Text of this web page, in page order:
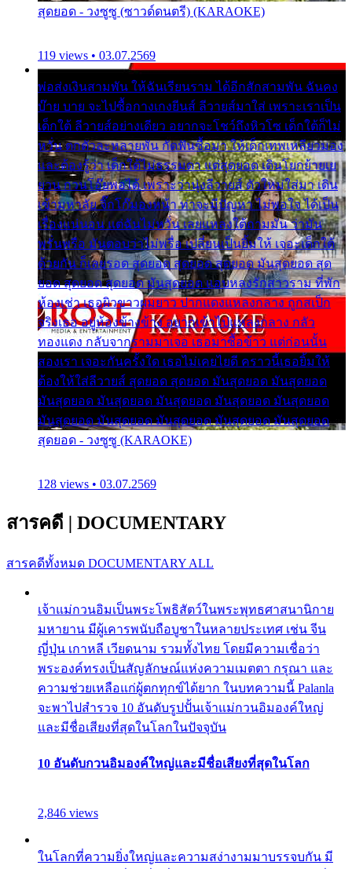
สุดยอด - วงซูซู (ซาวด์ดนตรี) (KARAOKE)
119 views • 03.07.2569
พ่อส่งเงินสามพัน ให้ฉันเรียนราม ได้อีกสักสามพัน ฉันคง
บ๊าย บาย จะไปซื้อกางเกงยีนส์ ลีวายส์มาใส่ เพราะเราเป็น
เด็กใต้ ลีวายส์อย่างเดียว อยากจะโชว์ถึงหิวโซ เด็กใต้ก็ไม่
หวั่น ตกตัวละหลายพัน กัดฟันซื้อมา ให้เด็กเทพเหลียวมอง
และต้องรู้ว่า เด็กใต้ไม่ธรรมดา แต่สุดยอด เดินโยกย้ายเย
ยวน กวนโอ๊ยพอได้ เพราะว่านุ่งลีวายส์ ตัวใหม่ใส่มา เดิน
เข้ามหาลัย จิ๊กโก๊มองหน้า ท่าจะมีปัญหา ไม่พอใจ ได้เป็น
เรื่องแน่นอน แต่ฉันไม่หวั่น เลยแหลงใต้ถามมัน ว่ามัน
พรั่นพรือ มันตอบว่าไม่พรื่อ เปลี่ยนเป็นยิ้มให้ เจอะเด็กใต้
ด้วยกัน ก็เลยรอด สุดยอด สุดยอด สุดยอด มันสุดยอด สุด
ยอด สุดยอด สุดยอด มันสุดยอด แอบหลงรักสาวราม ที่พัก
ห้องเช่า เธอผิวขาวผมยาว ปากแดงแหลงกลาง ถูกสเป็ก
จริงเธอ อยู่ห้องข้างข้าง อยากเข้าไปแหลงกลาง กลัว
ทองแดง กลับจากรามมาเจอ เธอมาซื้อข้าว แต่ก่อนนั้น
สองเรา เจอะกันครั้งใด เธอไม่เคยไยดี คราวนี้เธอยิ้มให้
ต้องให้ใส่ลีวายส์ สุดยอด สุดยอด มันสุดยอด มันสุดยอด
มันสุดยอด มันสุดยอด มันสุดยอด มันสุดยอด มันสุดยอด
มันสุดยอด มันสุดยอด มันสุดยอด มันสุดยอด มันสุดยอด
สุดยอด - วงซูซู (KARAOKE)
128 views • 03.07.2569
สารคดี | DOCUMENTARY
สารคดีทั้งหมด DOCUMENTARY ALL
เจ้าแม่กวนอิมเป็นพระโพธิสัตว์ในพระพุทธศาสนานิกาย
มหายาน มีผู้เคารพนับถือบูชาในหลายประเทศ เช่น จีน
ญี่ปุ่น เกาหลี เวียดนาม รวมทั้งไทย โดยมีความเชื่อว่า
พระองค์ทรงเป็นสัญลักษณ์แห่งความเมตตา กรุณา และ
ความช่วยเหลือแก่ผู้ตกทุกข์ได้ยาก ในบทความนี้ Palanla
จะพาไปสำรวจ 10 อันดับรูปปั้นเจ้าแม่กวนอิมองค์ใหญ่
และมีชื่อเสียงที่สุดในโลกในปัจจุบัน
10 อันดับกวนอิมองค์ใหญ่และมีชื่อเสียงที่สุดในโลก
2,846 views
ในโลกที่ความยิ่งใหญ่และความสง่างามมาบรรจบกัน มี